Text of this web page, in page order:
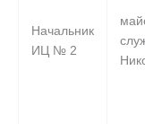
Начальник
ИЦ № 2